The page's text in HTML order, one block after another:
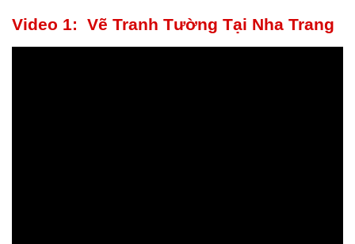
Video 1: Vẽ Tranh Tường Tại Nha Trang